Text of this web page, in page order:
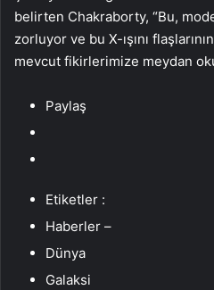
belirten Chakraborty, “Bu,
zorluyor ve bu X-ışını
mevcut fikirlerimize meydan
Paylaş
Etiketler :
Haberler –
Dünya
Galaksi